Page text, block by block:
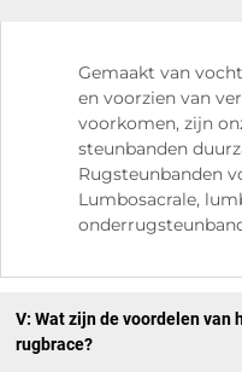
Gemaakt van
en voorzien van
voorkomen, zijn
steunbanden
Rugsteunbanden
Lumbosacrale,
V: Wat zijn de voordelen van
rugbrace?